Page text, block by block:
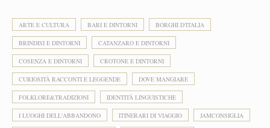
ARTE E CULTURA BARI E DINTORNI BORGHI D'ITALIA
BRINDISI E DINTORNI CATANZARO E DINTORNI
COSENZA E DINTORNI CROTONE E DINTORNI
CURIOSITÀ RACCONTI E LEGGENDE DOVE MANGIARE
FOLKLORE&TRADIZIONI IDENTITÀ LINGUISTICHE
I LUOGHI DELL'ABBANDONO ITINERARI DI VIAGGIO JAMCONSIGLIA